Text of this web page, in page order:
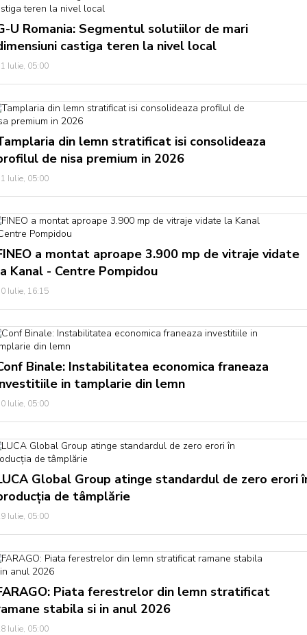
U Romania: Segmentul solutiilor de mari
castiga teren la nivel local
Iulie, 05:00
din lemn stratificat isi consolideaza
de nisa premium in 2026
Iulie, 05:00
a montat aproape 3.900 mp de vitraje vidate
Kanal - Centre Pompidou
Iulie, 16:15
Binale: Instabilitatea economica franeaza
in tamplarie din lemn
Iulie, 05:00
Global Group atinge standardul de zero erori
de tâmplărie
Iulie, 05:00
Piata ferestrelor din lemn stratificat
stabila si in anul 2026
Iulie, 05:00